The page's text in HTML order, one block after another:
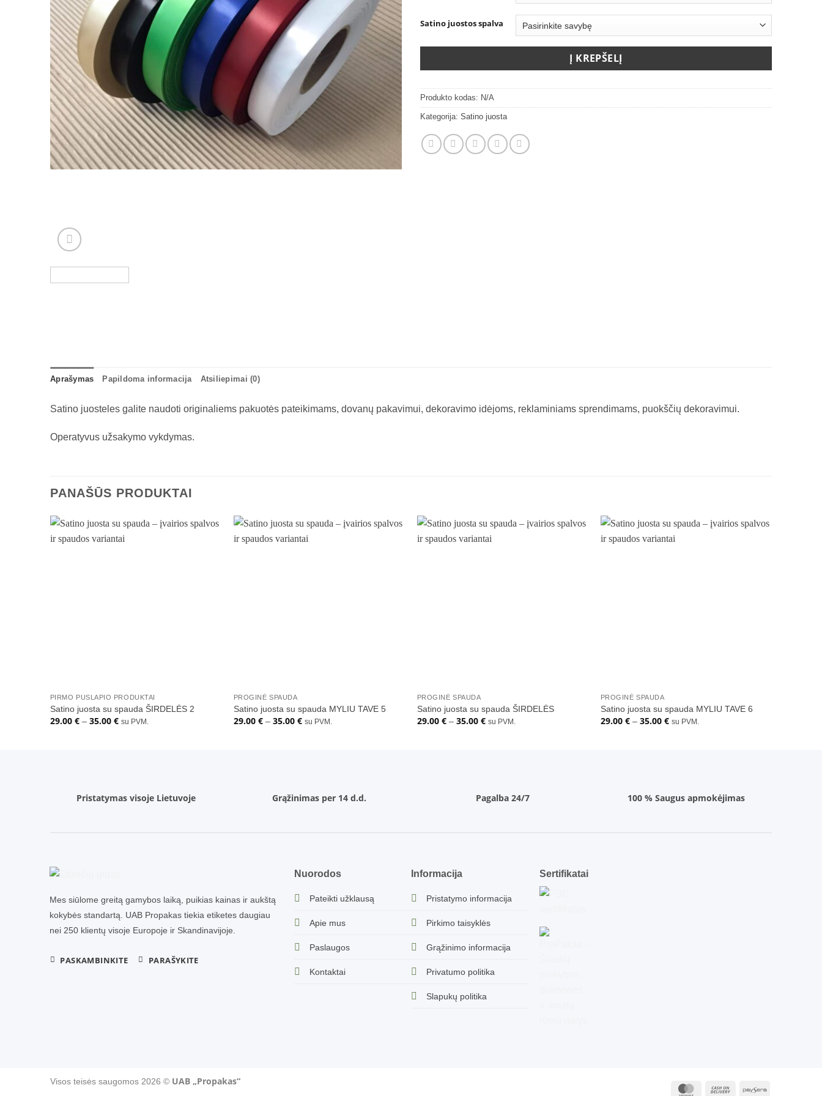
through
26.00 €
Satino juostos spalva
Į KREPŠELĮ
Produkto kodas: N/A
Kategorija: Satino juosta
Aprašymas Papildoma informacija Atsiliepimai (0)
Satino juosteles galite naudoti originaliems pakuotės pateikimams, dovanų pakavimui, dekoravimo idėjoms, reklaminiams sprendimams, puokščių dekoravimui.
Operatyvus užsakymo vykdymas.
PANAŠŪS PRODUKTAI
PIRMO PUSLAPIO PRODUKTAI
Satino juosta su spauda ŠIRDELĖS 2
29.00 € – 35.00 €Price
su PVM.
PROGINĖ SPAUDA
Satino juosta su spauda MYLIU TAVE 5
29.00 € – 35.00 €Price
su PVM.
PROGINĖ SPAUDA
Satino juosta su spauda ŠIRDELĖS
29.00 € – 35.00 €Price
su PVM.
PROGINĖ SPAUDA
Satino juosta su spauda MYLIU TAVE 6
29.00 € – 35.00 €Price
su PVM.
Pristatymas visoje Lietuvoje Grąžinimas per 14 d.d. Pagalba 24/7 100 % Saugus apmokėjimas
Mes siūlome greitą gamybos laiką, puikias kainas ir aukštą
kokybės standartą. UAB Propakas tiekia etiketes daugiau
nei 250 klientų visoje Europoje ir Skandinavijoje.
PASKAMBINKITE PARAŠYKITE
Nuorodos
Pateikti užklausą
Apie mus
Paslaugos
Kontaktai
Informacija
Pristatymo informacija
Pirkimo taisyklės
Grąžinimo informacija
Privatumo politika
Slapukų politika
Sertifikatai
MasterCardCash Paysera
Visos teisės saugomos 2026 © UAB „Propakas“